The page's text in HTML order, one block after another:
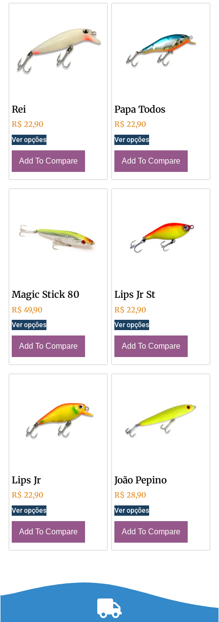
Rei
R$ 22,90
Ver opções
Add To Compare
Papa Todos
R$ 22,90
Ver opções
Add To Compare
Magic Stick 80
R$ 49,90
Ver opções
Add To Compare
Lips Jr St
R$ 22,90
Ver opções
Add To Compare
Lips Jr
R$ 22,90
Ver opções
Add To Compare
João Pepino
R$ 28,90
Ver opções
Add To Compare